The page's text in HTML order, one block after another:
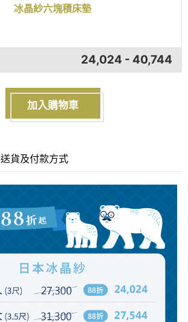
送貨及付款方式
冰晶紗六塊積床墊
24,024 - 40,744
加入購物車